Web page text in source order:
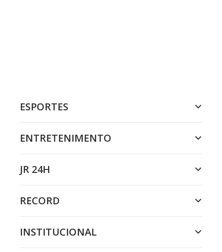
ESPORTES
ENTRETENIMENTO
JR 24H
RECORD
INSTITUCIONAL